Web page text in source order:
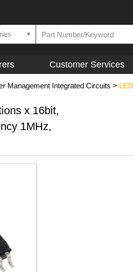
▼
Customer Services
Management Integrated Circuits >
x 16bit,
1MHz,